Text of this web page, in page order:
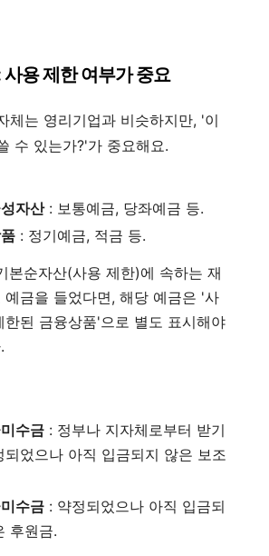
용 제한 여부가 중요
체는 영리기업과 비슷하지만, '이
수 있는가?'가 중요해요.
자산: 보통예금, 당좌예금 등.
: 정기예금, 적금 등.
본순자산(사용 제한)에 속하는 재
예금을 들었다면, 해당 예금은 '사
한된 금융상품'으로 별도 표시해야
수금 : 정부나 지자체로부터 받기
되었으나 아직 입금되지 않은 보조
수금 : 약정되었으나 아직 입금되
후원금.